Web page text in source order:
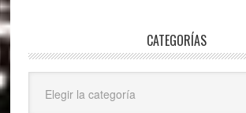
CATEGORÍAS